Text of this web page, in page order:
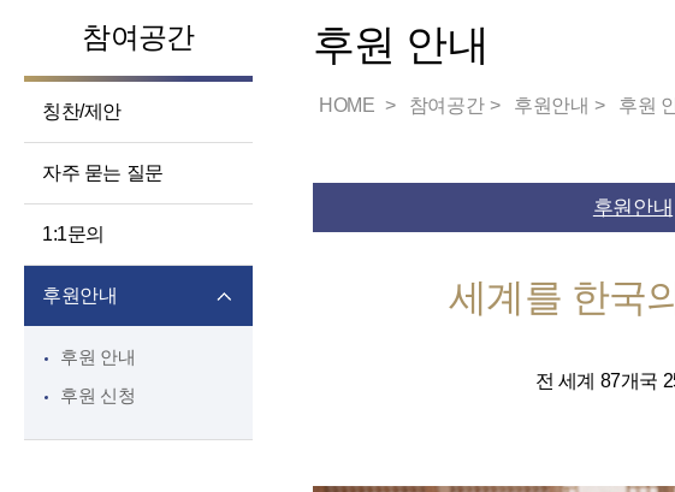
참여공간
칭찬/제안
자주 묻는 질문
1:1문의
후원안내
후원 안내
후원 신청
후원 안내
HOME 참여공간 후원안내 후원
후원안내
세계를 한국
전 세계 87개국